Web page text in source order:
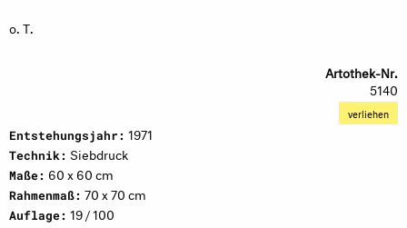
o. T.
Artothek-Nr.
5140
verliehen
Entstehungsjahr: 1971
Technik: Siebdruck
Maße: 60 x 60 cm
Rahmenmaß: 70 x 70 cm
Auflage: 19 / 100